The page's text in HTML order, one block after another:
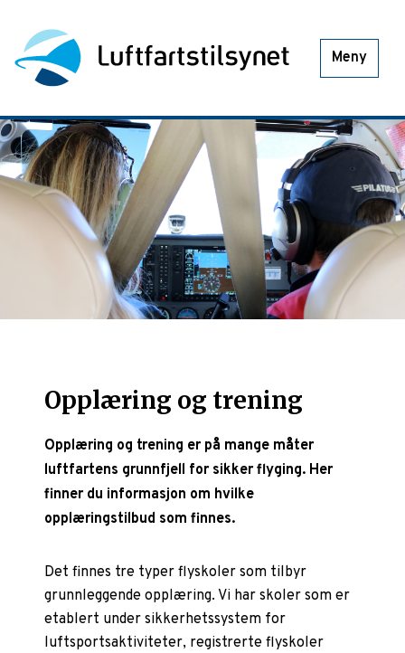
Meny
Opplæring og trening
Opplæring og trening er på mange måter
luftfartens grunnfjell for sikker flyging. Her
finner du informasjon om hvilke
opplæringstilbud som finnes.
Det finnes tre typer flyskoler som tilbyr
grunnleggende opplæring. Vi har skoler som er
etablert under sikkerhetssystem for
luftsportsaktiviteter, registrerte flyskoler